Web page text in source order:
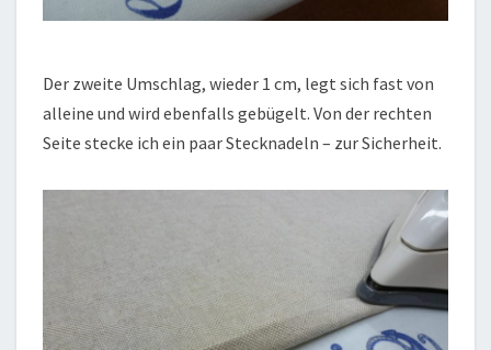
Der zweite Umschlag, wieder 1 cm, legt sich fast von
alleine und wird ebenfalls gebügelt. Von der rechten
Seite stecke ich ein paar Stecknadeln – zur Sicherheit.